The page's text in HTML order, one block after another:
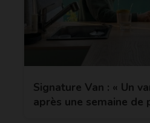
Signature Van : « Un
après une semaine de